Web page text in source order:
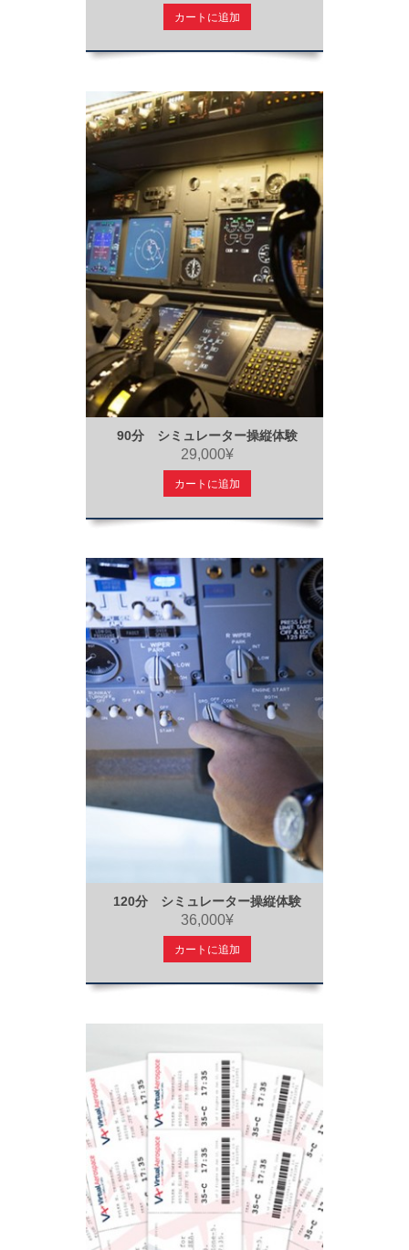
カートに追加
90分 シミュレーター操縦体験
29,000¥
カートに追加
120分 シミュレーター操縦体験
36,000¥
カートに追加